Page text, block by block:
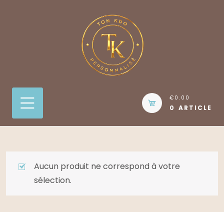
€0.00
0 ARTICLE
Aucun produit ne correspond à votre
sélection.